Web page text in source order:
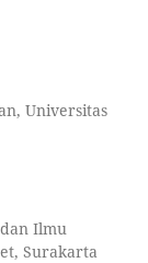
Universitas
Ilmu
Surakarta